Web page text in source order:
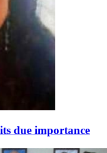
due importance